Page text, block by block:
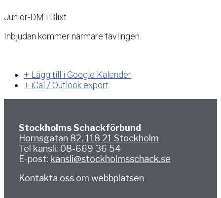
Junior-DM i Blixt
Inbjudan kommer närmare tävlingen.
+ Lägg till i Google Kalender
+ iCal / Outlook export
Stockholms Schackförbund
Hornsgatan 82, 118 21 Stockholm
Tel kansli: 08-669 36 54
E-post: kansli@stockholmsschack.se
Kontakta oss om webbplatsen